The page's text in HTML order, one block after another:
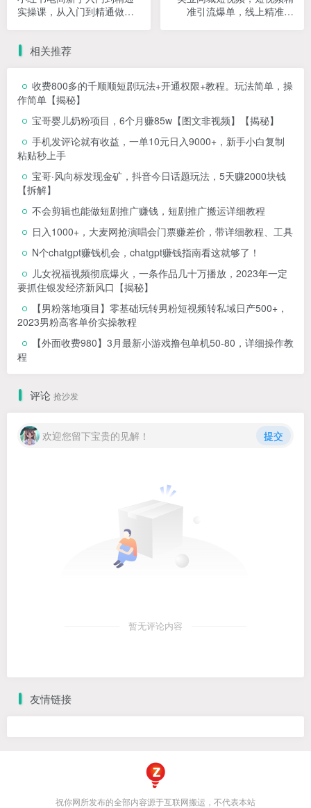
实操课，从入门到精通做爆
准引流爆单，线上精准引
相关推荐
收费800多的千顺顺短剧玩法+开通权限+教程。玩法简单，操
作简单【揭秘】
宝哥婴儿奶粉项目，6个月赚85w【图文非视频】【揭秘】
手机发评论就有收益，一单10元日入9000+，新手小白复制
粘贴秒上手
宝哥·风向标发现金矿，抖音今日话题玩法，5天赚2000块钱
【拆解】
不会剪辑也能做短剧推广赚钱，短剧推广搬运详细教程
日入1000+，大麦网抢演唱会门票赚差价，带详细教程、工具
N个chatgpt赚钱机会，chatgpt赚钱指南看这就够了！
儿女祝福视频彻底爆火，一条作品几十万播放，2023年一定
要抓住银发经济新风口【揭秘】
【男粉落地项目】零基础玩转男粉短视频转私域日产500+，
2023男粉高客单价实操教程
【外面收费980】3月最新小游戏撸包单机50-80，详细操作教
程
评论 抢沙发
欢迎您留下宝贵的见解！ 提交
暂无评论内容
友情链接
祝你网所发布的全部内容源于互联网搬运，不代表本站